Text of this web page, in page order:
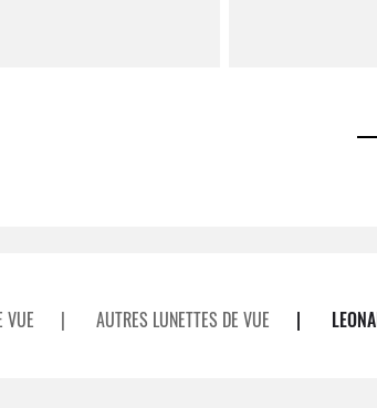
VUE | AUTRES LUNETTES DE VUE |